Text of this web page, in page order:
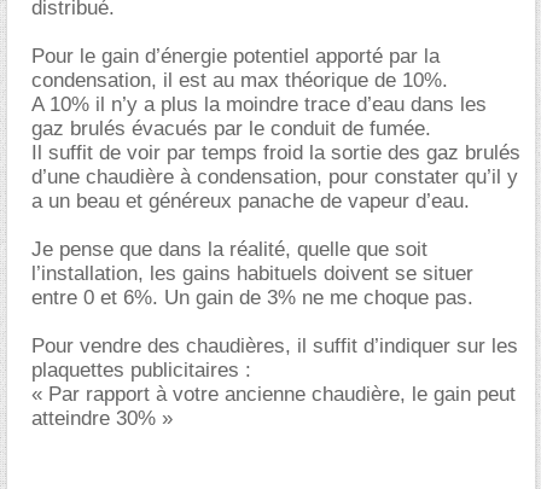
distribué.
Pour le gain d’énergie potentiel apporté par la
condensation, il est au max théorique de 10%.
A 10% il n’y a plus la moindre trace d’eau dans les
gaz brulés évacués par le conduit de fumée.
Il suffit de voir par temps froid la sortie des gaz brulés
d’une chaudière à condensation, pour constater qu’il y
a un beau et généreux panache de vapeur d’eau.
Je pense que dans la réalité, quelle que soit
l’installation, les gains habituels doivent se situer
entre 0 et 6%. Un gain de 3% ne me choque pas.
Pour vendre des chaudières, il suffit d’indiquer sur les
plaquettes publicitaires :
« Par rapport à votre ancienne chaudière, le gain peut
atteindre 30% »